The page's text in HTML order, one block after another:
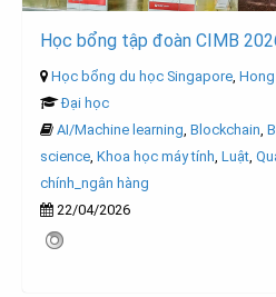
Học bổng tập đoàn CIMB
Học bổng du học Singapore,
Đại học
AI/Machine learning, Blockchain,
science, Khoa học máy tính, Luật,
chính_ngân hàng
22/04/2026